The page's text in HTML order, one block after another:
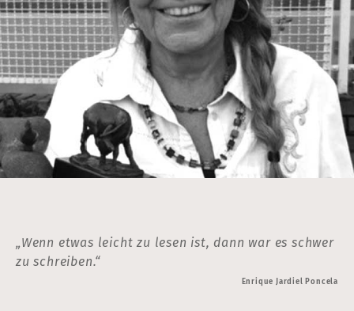
„Wenn etwas leicht zu lesen ist, dann war es schwer
zu schreiben.“
Enrique Jardiel Poncela